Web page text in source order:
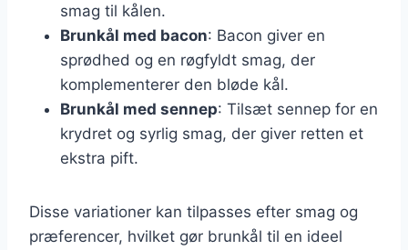
smag til kålen.
Brunkål med bacon: Bacon giver en
sprødhed og en røgfyldt smag, der
komplementerer den bløde kål.
Brunkål med sennep: Tilsæt sennep for en
krydret og syrlig smag, der giver retten et
ekstra pift.
Disse variationer kan tilpasses efter smag og
præferencer, hvilket gør brunkål til en ideel